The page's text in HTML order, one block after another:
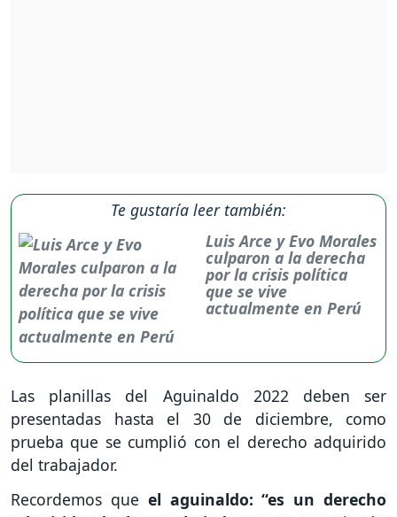
Te gustaría leer también:
Luis Arce y Evo Morales
culparon a la derecha
por la crisis política
que se vive
actualmente en Perú
Las planillas del Aguinaldo 2022 deben ser
presentadas hasta el 30 de diciembre, como
prueba que se cumplió con el derecho adquirido
del trabajador.
Recordemos que el aguinaldo: “es un derecho